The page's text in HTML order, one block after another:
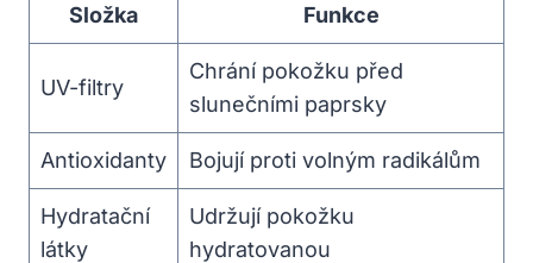
Složka Funkce
UV-filtry
Chrání pokožku před
slunečními paprsky
Antioxidanty Bojují proti volným radikálům
Hydratační
látky
Udržují pokožku
hydratovanou